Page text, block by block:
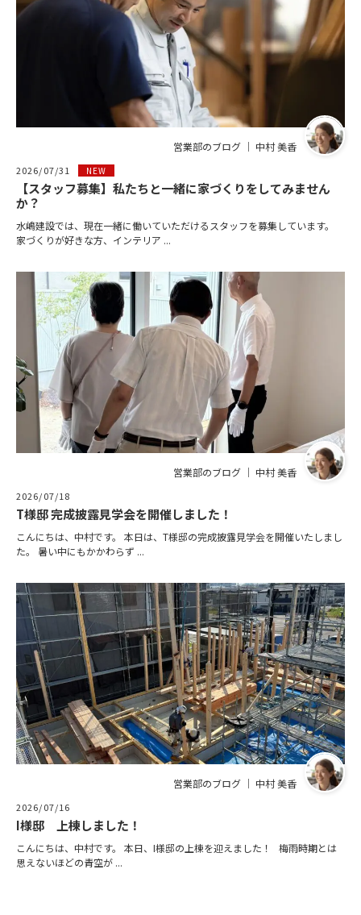
営業部のブログ ｜ 中村 美香
2026/07/31 NEW
【スタッフ募集】私たちと一緒に家づくりをしてみません
か？
水嶋建設では、現在一緒に働いていただけるスタッフを募集しています。
家づくりが好きな方、インテリア ...
営業部のブログ ｜ 中村 美香
2026/07/18
T様邸 完成披露見学会を開催しました！
こんにちは、中村です。 本日は、T様邸の完成披露見学会を開催いたしまし
た。 暑い中にもかかわらず ...
営業部のブログ ｜ 中村 美香
2026/07/16
I様邸 上棟しました！
こんにちは、中村です。 本日、I様邸の上棟を迎えました！ 梅雨時期とは
思えないほどの青空が ...